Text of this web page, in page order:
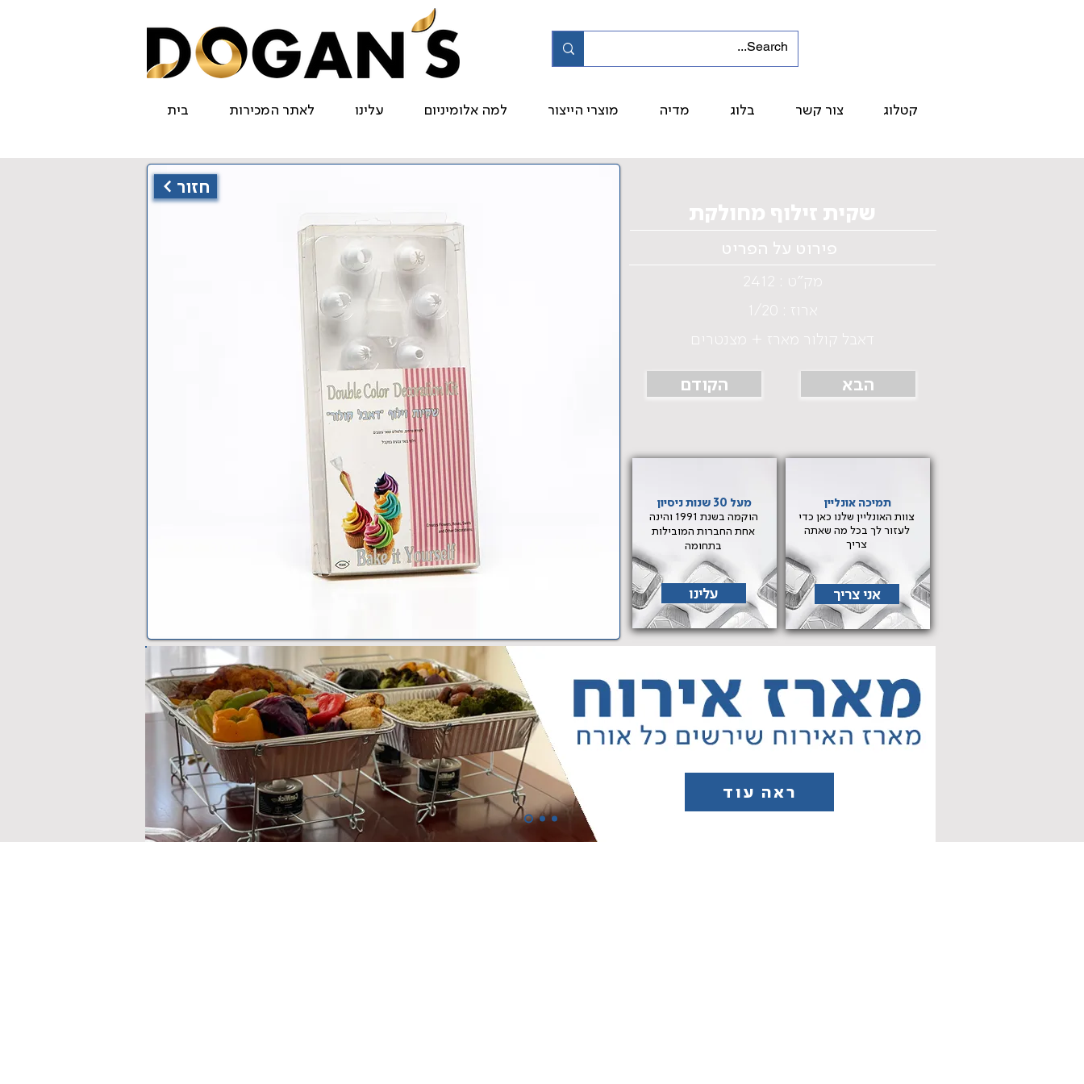
בית לאתר המכירות עלינו למה אלומיניום מוצרי הייצור מדיה בלוג צור קשר קטלוג
< חזור
שקית זילוף מחולקת
מק"ט : 2412
ארוז : 1/20
דאבל קולור מארז + מצנטרים
הקודם הבא
מעל 30 שנות ניסיון
הוקמה בשנת 1991 והינה
אחת החברות המובילות
בתחומה
עלינו
תמיכה אונליין
צוות האונליין שלנו כאן כדי
לעזור לך בכל מה שאתה
צריך
אני צריך
ראה עוד